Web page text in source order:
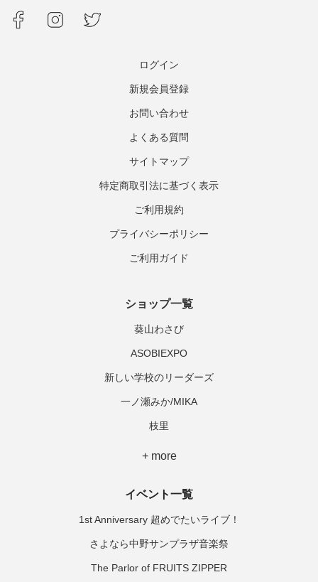
ログイン
新規会員登録
お問い合わせ
よくある質問
サイトマップ
特定商取引法に基づく表示
ご利用規約
プライバシーポリシー
ご利用ガイド
ショップ一覧
葵山わさび
ASOBIEXPO
新しい学校のリーダーズ
一ノ瀬みか/MIKA
枝里
+ more
イベント一覧
1st Anniversary 超めでたいライブ！
さよなら中野サンプラザ音楽祭
The Parlor of FRUITS ZIPPER